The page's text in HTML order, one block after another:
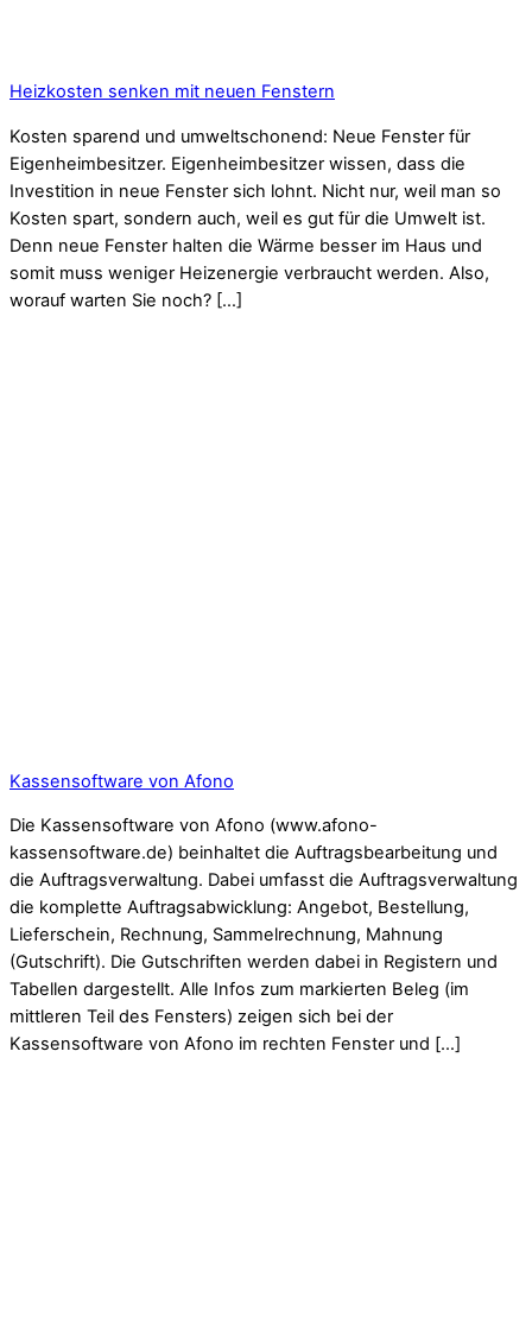
Heizkosten senken mit neuen Fenstern
Kosten sparend und umweltschonend: Neue Fenster für
Eigenheimbesitzer. Eigenheimbesitzer wissen, dass die
Investition in neue Fenster sich lohnt. Nicht nur, weil man so
Kosten spart, sondern auch, weil es gut für die Umwelt ist.
Denn neue Fenster halten die Wärme besser im Haus und
somit muss weniger Heizenergie verbraucht werden. Also,
worauf warten Sie noch? […]
Kassensoftware von Afono
Die Kassensoftware von Afono (www.afono-
kassensoftware.de) beinhaltet die Auftragsbearbeitung und
die Auftragsverwaltung. Dabei umfasst die Auftragsverwaltung
die komplette Auftragsabwicklung: Angebot, Bestellung,
Lieferschein, Rechnung, Sammelrechnung, Mahnung
(Gutschrift). Die Gutschriften werden dabei in Registern und
Tabellen dargestellt. Alle Infos zum markierten Beleg (im
mittleren Teil des Fensters) zeigen sich bei der
Kassensoftware von Afono im rechten Fenster und […]